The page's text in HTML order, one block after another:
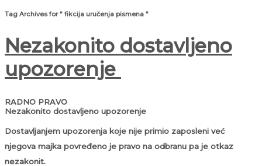
Tag Archives for " fikcija uručenja pismena "
Nezakonito dostavljeno
upozorenje
RADNO PRAVO
Nezakonito dostavljeno upozorenje
Dostavljanjem upozorenja koje nije primio zaposleni već
njegova majka povređeno je pravo na odbranu pa je otkaz
nezakonit.